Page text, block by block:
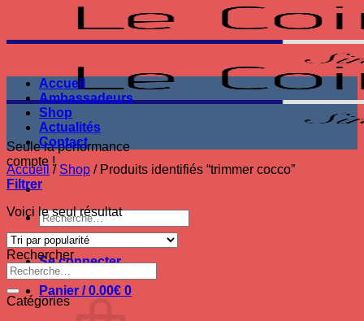
contenu
Seule la performance
compte !
Recherche
pour :
Se connecter
Panier /0.00€ 0
Accueil
Ambassadeurs
Shop
Actualités
Contact
Accueil / Shop /Produits identifiés “trimmer cocco”
Filtrer
Voici le seul résultat
Rechercher
Recherche
pour :
Catégories